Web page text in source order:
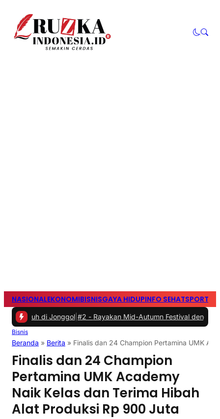
NASIONALEKONOMIBISNISGAYA HIDUPINFO SEHATSPORTS
Jonggol |#2 -Rayakan Mid-Autumn Festival dengan Mooncake
Bisnis
Beranda » Berita » Finalis dan 24 Champion Pertamina UMK
Finalis dan 24 Champion
Pertamina UMK Academy
Naik Kelas dan Terima Hibah
Alat Produksi Rp 900 Juta